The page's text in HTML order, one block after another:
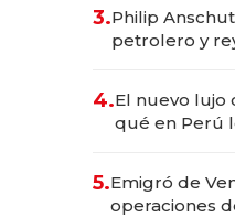
3.Philip
petrolero y
Fénix
4.El nuevo lujo
qué en Perú
5.Emigró de
operaciones